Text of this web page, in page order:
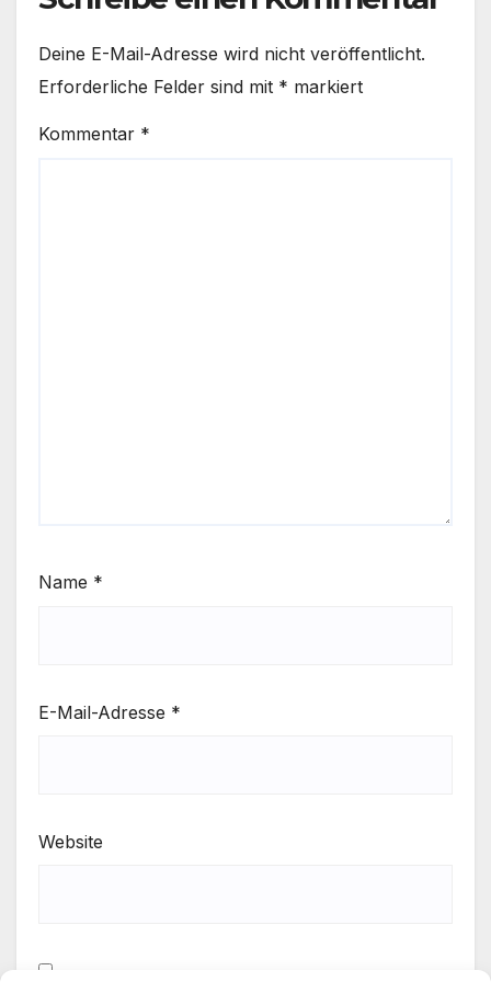
Deine E-Mail-Adresse wird nicht veröffentlicht.
Erforderliche Felder sind mit * markiert
Kommentar *
Name *
E-Mail-Adresse *
Website